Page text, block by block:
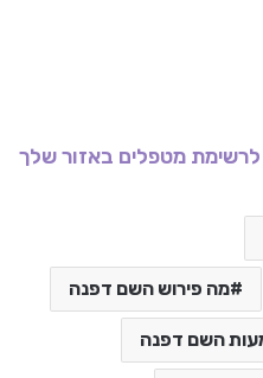
מטפלים באזור שלך
מה פירוש השם דפנה
השם דפנה